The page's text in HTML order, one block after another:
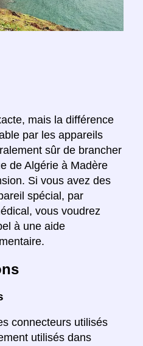
mais la différence
par les appareils
sûr de brancher
de Algérie à Madère
Si vous avez des
spécial, par
vous voudrez
à une aide
connecteurs utilisés
utilisés dans